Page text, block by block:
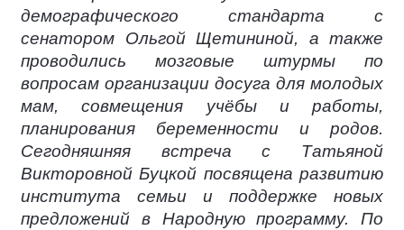
демографического стандарта с
сенатором Ольгой Щетининой, а также
проводились мозговые штурмы по
вопросам организации досуга для молодых
мам, совмещения учёбы и работы,
планирования беременности и родов.
Сегодняшняя встреча с Татьяной
Викторовной Буцкой посвящена развитию
института семьи и поддержке новых
предложений в Народную программу. По